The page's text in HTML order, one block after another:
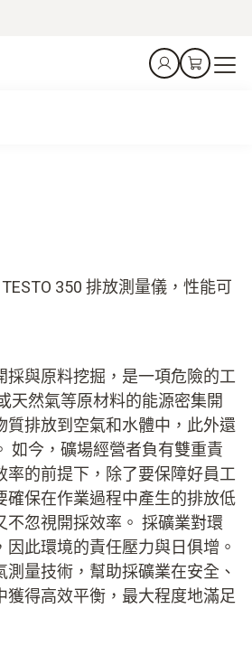
350 排放測量儀，性能可
採與原料挖掘，是一項危險的工
天然氣等原材料的能源密集開
質排放到空氣和水體中，此外還
如今，礦場經營者負有雙重責
率的前提下，除了要保障好員工
確保在作業過程中產生的排放低
不忽視開採效率。 採礦業對環
此環境的責任壓力與日俱增。
量技術，幫助採礦業在安全、
獲得高效平衡，最大程度地滿足